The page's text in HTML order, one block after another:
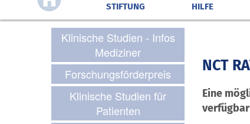
STIFTUNG
HILFE
Klinische Studien - Infos
Mediziner
Forschungsförderpreis
Klinische Studien für
Patienten
NCT
Eine